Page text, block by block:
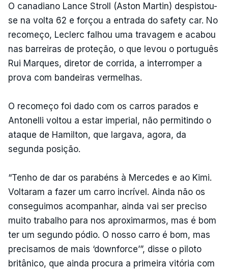
O canadiano Lance Stroll (Aston Martin) despistou-
se na volta 62 e forçou a entrada do safety car. No
recomeço, Leclerc falhou uma travagem e acabou
nas barreiras de proteção, o que levou o português
Rui Marques, diretor de corrida, a interromper a
prova com bandeiras vermelhas.
O recomeço foi dado com os carros parados e
Antonelli voltou a estar imperial, não permitindo o
ataque de Hamilton, que largava, agora, da
segunda posição.
“Tenho de dar os parabéns à Mercedes e ao Kimi.
Voltaram a fazer um carro incrível. Ainda não os
conseguimos acompanhar, ainda vai ser preciso
muito trabalho para nos aproximarmos, mas é bom
ter um segundo pódio. O nosso carro é bom, mas
precisamos de mais ‘downforce’”, disse o piloto
britânico, que ainda procura a primeira vitória com